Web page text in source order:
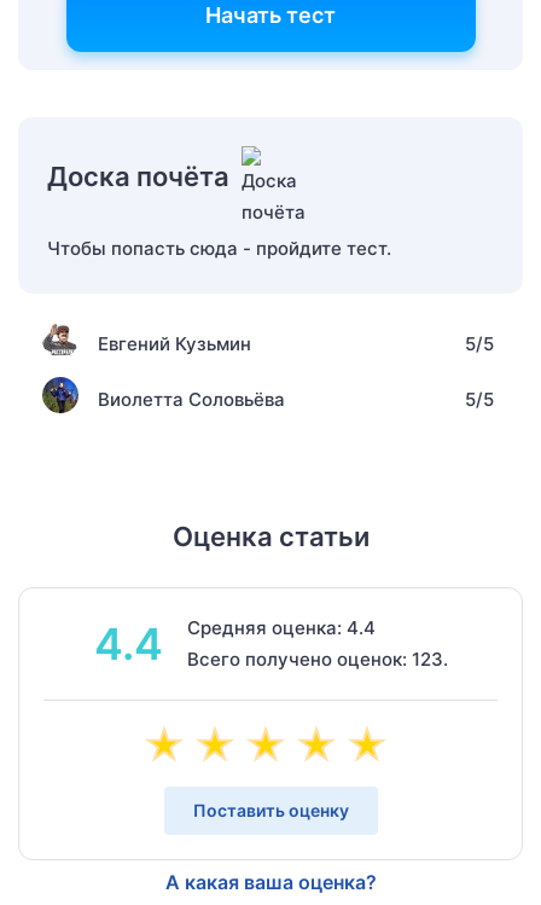
Начать тест
Доска почёта
Чтобы попасть сюда - пройдите тест.
Евгений Кузьмин 5/5
Виолетта Соловьёва 5/5
Оценка статьи
4.4
Средняя оценка: 4.4
Всего получено оценок: 123.
Поставить оценку
А какая ваша оценка?